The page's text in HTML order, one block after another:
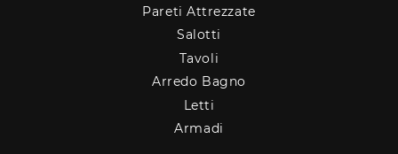
Pareti Attrezzate
Salotti
Tavoli
Arredo Bagno
Letti
Armadi